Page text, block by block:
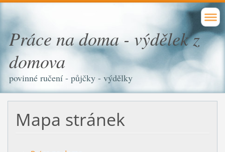
Práce na doma - výdělek z
domova
povinné ručení - půjčky - výdělky
Mapa stránek